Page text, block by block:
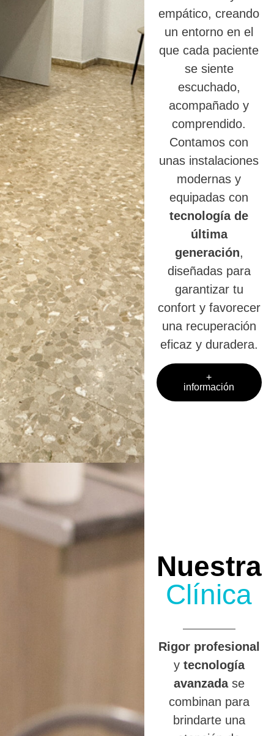
empático, creando
un entorno en el
que cada paciente
se siente
escuchado,
acompañado y
comprendido.
Contamos con
unas instalaciones
modernas y
equipadas con
tecnología de
última
generación,
diseñadas para
garantizar tu
confort y favorecer
una recuperación
eficaz y duradera.
+
información
Nuestra
Clínica
Rigor profesional
y tecnología
avanzadase
combinan para
brindarte una